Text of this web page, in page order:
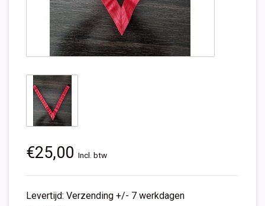
€25,00 Incl. btw
Levertijd: Verzending +/- 7 werkdagen